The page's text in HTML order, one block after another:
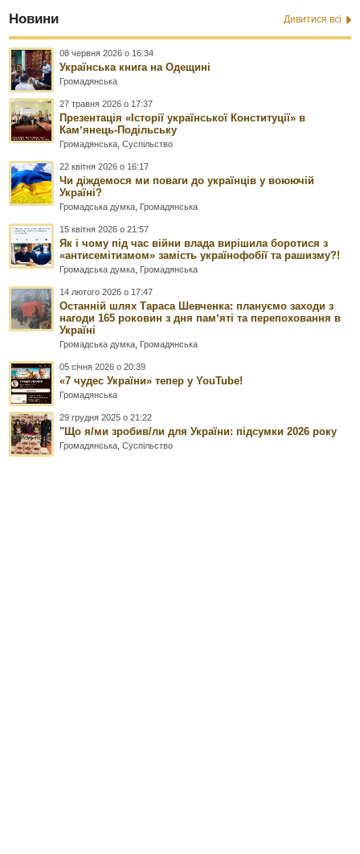
Новини Дивитися всі
08 червня 2026 о 16:34
Українська книга на Одещині
Громадянська
27 травня 2026 о 17:37
Презентація «Історії української Конституції» в
Камʼянець-Подільську
Громадянська ,Суспільство
22 квітня 2026 о 16:17
Чи діждемося ми поваги до українців у воюючій
Україні?
Громадська думка Громадянська
15 квітня 2026 о 21:57
Як і чому під час війни влада вирішила боротися з
«антисемітизмом» замість українофобії та рашизму?!
Громадська думка Громадянська
14 лютого 2026 о 17:47
Останній шлях Тараса Шевченка: плануємо заходи з
нагоди 165 роковин з дня памʼяті та перепоховання в
Україні
Громадська думка Громадянська
05 січня 2026 о 20:39
«7 чудес України» тепер у YouTube!
Громадянська
29 грудня 2025 о 21:22
"Що я/ми зробив/ли для України: підсумки 2026 року
Громадянська ,Суспільство